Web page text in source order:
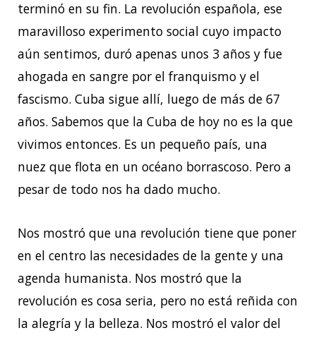
terminó en su fin. La revolución española, ese
maravilloso experimento social cuyo impacto
aún sentimos, duró apenas unos 3 años y fue
ahogada en sangre por el franquismo y el
fascismo. Cuba sigue allí, luego de más de 67
años. Sabemos que la Cuba de hoy no es la que
vivimos entonces. Es un pequeño país, una
nuez que flota en un océano borrascoso. Pero a
pesar de todo nos ha dado mucho.
Nos mostró que una revolución tiene que poner
en el centro las necesidades de la gente y una
agenda humanista. Nos mostró que la
revolución es cosa seria, pero no está reñida con
la alegría y la belleza. Nos mostró el valor del